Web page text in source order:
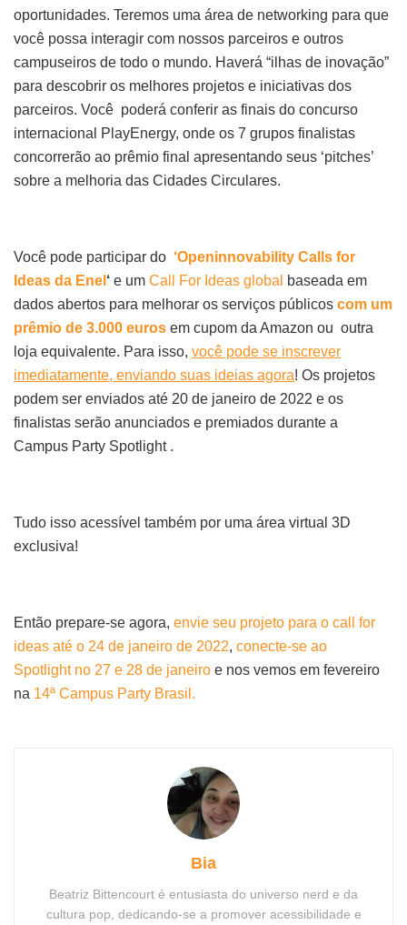
oportunidades. Teremos uma área de networking para que
você possa interagir com nossos parceiros e outros
campuseiros de todo o mundo. Haverá “ilhas de inovação”
para descobrir os melhores projetos e iniciativas dos
parceiros. Você poderá conferir as finais do concurso
internacional PlayEnergy, onde os 7 grupos finalistas
concorrerão ao prêmio final apresentando seus ‘pitches’
sobre a melhoria das Cidades Circulares.
Você pode participar do ‘Openinnovability Calls for
Ideas da Enel ‘ e um Call For Ideas global
baseada em
dados abertos para melhorar os serviços públicos com um
prêmio de 3.000 euros em cupom da Amazon ou outra
loja equivalente. Para isso, você pode se inscrever
imediatamente, enviando suas ideias agora! Os projetos
podem ser enviados até 20 de janeiro de 2022 e os
finalistas serão anunciados e premiados durante a
Campus Party Spotlight .
Tudo isso acessível também por uma área virtual 3D
exclusiva!
Então prepare-se agora, envie seu projeto para o call for
ideas até o 24 de janeiro de 2022, conecte-se ao
Spotlight no 27 e 28 de janeiro e nos vemos em fevereiro
na 14ª Campus Party Brasil.
Bia
Beatriz Bittencourt é entusiasta do universo nerd e da
cultura pop, dedicando-se a promover acessibilidade e